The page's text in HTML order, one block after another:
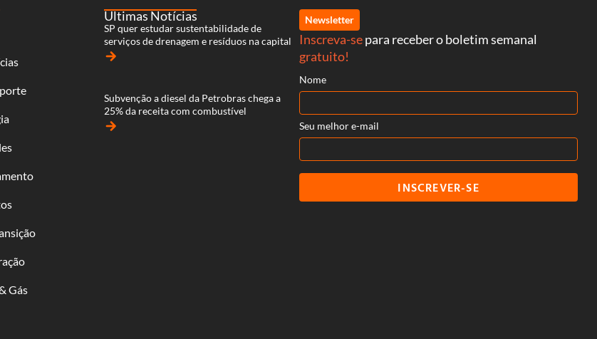
Gás
Últimas Notícias
SP quer estudar sustentabilidade de
serviços de drenagem e resíduos na capital
arrow_forward
Subvenção a diesel da Petrobras chega a
25% da receita com combustível
arrow_forward
Newsletter
Inscreva-separa receber o boletim semanal
gratuito!
Nome
Seu melhor e-mail
INSCREVER-SE